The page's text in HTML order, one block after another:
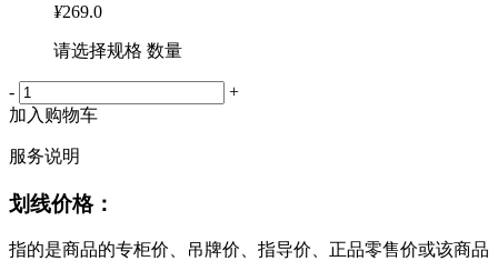
¥269.0
请选择规格 数量
-
+
加入购物车
服务说明
划线价格：
指的是商品的专柜价、吊牌价、指导价、正品零售价或该商品